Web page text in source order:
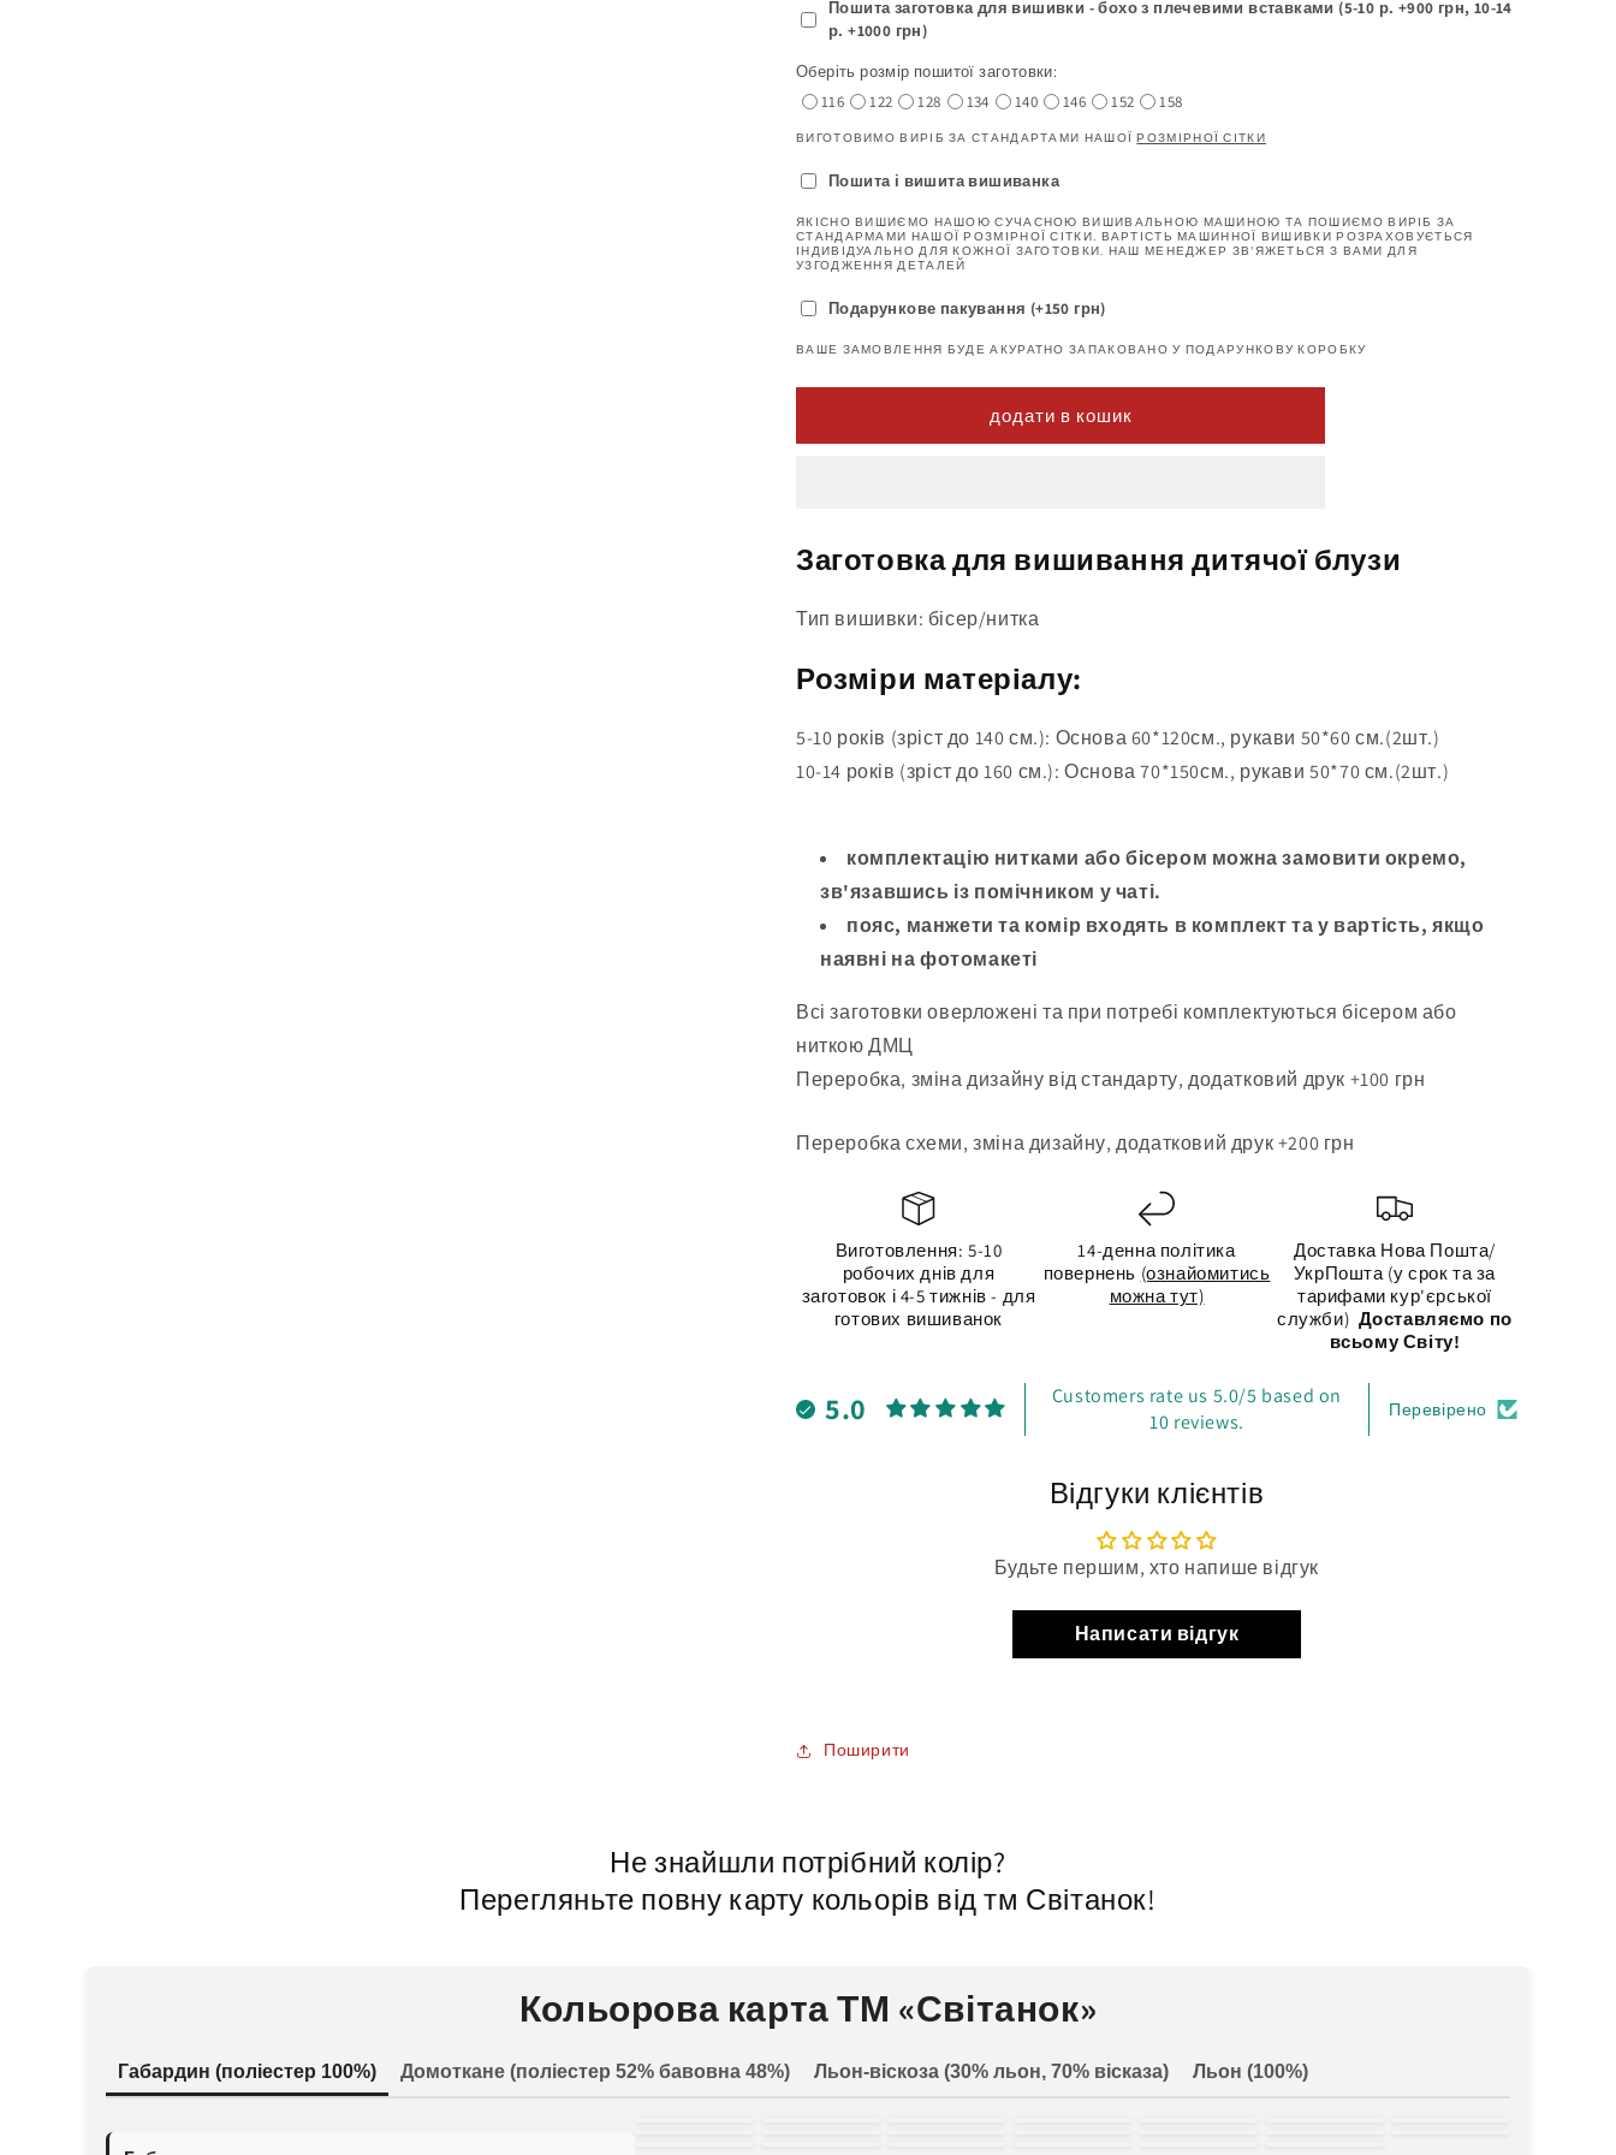
Пошита заготовка для вишивки - бохо з плечевими вставками (5-10 р. +900 грн, 10-14
р. +1000 грн)
Оберіть розмір пошитої заготовки:
116
122 128 134 140 146 152 158
ВИГОТОВИМО ВИРІБ ЗА СТАНДАРТАМИ НАШОЇРОЗМІРНОЇ СІТКИ
Пошита і вишита вишиванка
ЯКІСНО ВИШИЄМО НАШОЮ СУЧАСНОЮ ВИШИВАЛЬНОЮ МАШИНОЮ ТА ПОШИЄМО ВИРІБ ЗА
СТАНДАРМАМИ НАШОЇ РОЗМІРНОЇ СІТКИ. ВАРТІСТЬ МАШИННОЇ ВИШИВКИ РОЗРАХОВУЄТЬСЯ
ІНДИВІДУАЛЬНО ДЛЯ КОЖНОЇ ЗАГОТОВКИ. НАШ МЕНЕДЖЕР ЗВ'ЯЖЕТЬСЯ З ВАМИ ДЛЯ
УЗГОДЖЕННЯ ДЕТАЛЕЙ
Подарункове пакування (+150 грн)
ВАШЕ ЗАМОВЛЕННЯ БУДЕ АКУРАТНО ЗАПАКОВАНО У ПОДАРУНКОВУ КОРОБКУ
додати в кошик
Заготовка для вишивання дитячої блузи
Тип вишивки: бісер/нитка
Розміри матеріалу:
5-10 років (зріст до 140 см.): Основа 60*120см., рукави 50*60 см.(2шт.)
10-14 років (зріст до 160 см.): Основа 70*150см., рукави 50*70 см.(2шт.)
комплектацію нитками або бісером можна замовити окремо,
зв'язавшись із помічником у чаті.
пояс, манжети та комір входять в комплект та у вартість, якщо
наявні на фотомакеті
Всі заготовки оверложені та при потребі комплектуються бісером або
ниткою ДМЦ
Переробка, зміна дизайну від стандарту, додатковий друк +100 грн
Переробка схеми, зміна дизайну, додатковий друк +200 грн
Виготовлення: 5-10
робочих днів для
заготовок і 4-5 тижнів - для
готових вишиванок
14-денна політика
повернень (ознайомитись
можна тут)
Доставка Нова Пошта/
УкрПошта (у срок та за
тарифами кур'єрської
служби) Доставляємо по
всьому Світу!
5.0
Customers rate us 5.0/5 based on
10 reviews.
Перевірено
Відгуки клієнтів
Будьте першим, хто напише відгук
Написати відгук
Поширити
Не знайшли потрібний колір?
Перегляньте повну карту кольорів від тм Світанок!
Кольорова карта ТМ «Світанок»
Габардин (поліестер 100%) Домоткане (поліестер 52% бавовна 48%) Льон-віскоза (30% льон, 70% вісказа) Льон (100%)